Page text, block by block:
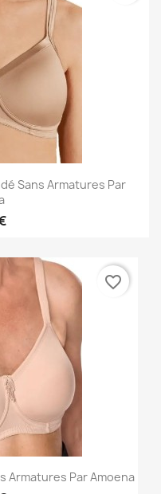
Sans Armatures Par
Armatures Par Amoena
favorite_border